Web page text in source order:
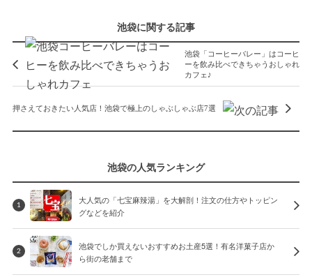
池袋に関する記事
池袋「コーヒーバレー」はコーヒ
ーを飲み比べできちゃうおしゃれ
カフェ♪
押さえておきたい人気店！池袋で極上のしゃぶしゃぶ店7選
池袋の人気ランキング
1
大人気の「七宝麻辣湯」を大解剖！注文の仕方やトッピン
グなどを紹介
2
池袋でしか買えないおすすめお土産5選！有名洋菓子店か
ら街の老舗まで